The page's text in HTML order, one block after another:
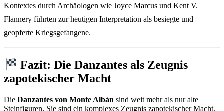
Kontextes durch Archäologen wie Joyce Marcus und Kent V.
Flannery führten zur heutigen Interpretation als besiegte und
geopferte Kriegsgefangene.
Fazit: Die Danzantes als Zeugnis
zapotekischer Macht
Die Danzantes von Monte Albán sind weit mehr als nur alte
Steinfiguren. Sie sind ein komplexes Zeugnis zapotekischer Macht,